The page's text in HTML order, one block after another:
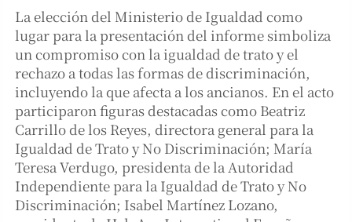
La elección del Ministerio de Igualdad como
lugar para la presentación del informe simboliza
un compromiso con la igualdad de trato y el
rechazo a todas las formas de discriminación,
incluyendo la que afecta a los ancianos. En el acto
participaron figuras destacadas como Beatriz
Carrillo de los Reyes, directora general para la
Igualdad de Trato y No Discriminación; María
Teresa Verdugo, presidenta de la Autoridad
Independiente para la Igualdad de Trato y No
Discriminación; Isabel Martínez Lozano,